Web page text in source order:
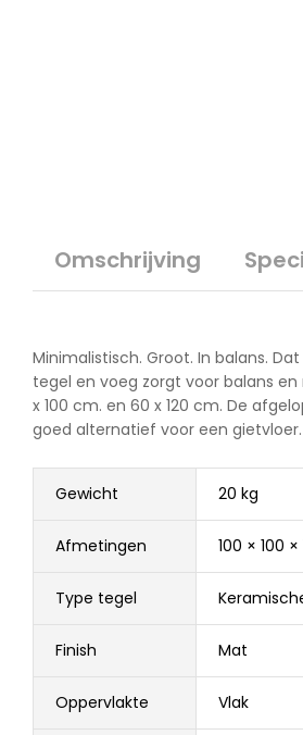
Omschrijving
Minimalistisch. Groot. In balans.
tegel en voeg zorgt voor balans
x 100 cm. en 60 x 120 cm. De
goed alternatief voor een
Gewicht 20 kg
Afmetingen 100 × 100
Type tegel
Finish Mat
Oppervlakte Vlak